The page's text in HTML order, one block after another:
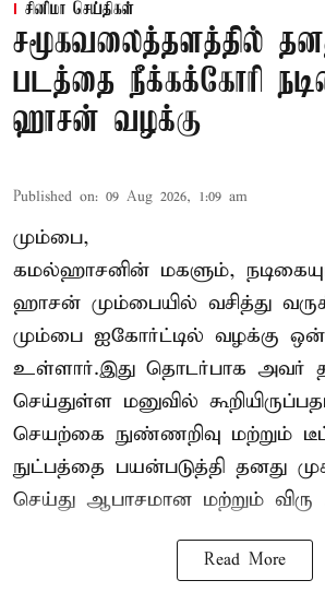
சினிமா செய்திகள்
சமூகவலைத்தளத்தில்
படத்தை நீக்கக்கோரி
ஹாசன் வழக்கு
Published on: 09 Aug 2026, 1:09 am
மும்பை,
கமல்ஹாசனின் மகளும்,
ஹாசன் மும்பையில் வசித்து
மும்பை ஐகோர்ட்டில் வழக்கு
உள்ளார்.இது தொடர்பாக அவர்
செய்துள்ள மனுவில்
செயற்கை நுண்ணறிவு மற்றும்
நுட்பத்தை பயன்படுத்தி தனது
செய்து ஆபாசமான மற்றும் விரு
Read More